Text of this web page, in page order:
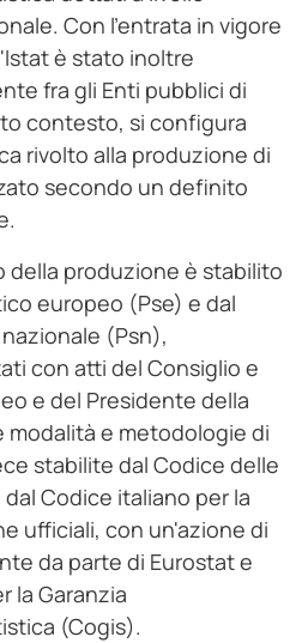
Con l'entrata in vigore
è stato inoltre
fra gli Enti pubblici di
contesto, si configura
rivolto alla produzione di
secondo un definito
della produzione è stabilito
europeo (Pse) e dal
(Psn),
con atti del Consiglio e
e del Presidente della
modalità e metodologie di
stabilite dal Codice delle
Codice italiano per la
ufficiali, con un'azione di
da parte di Eurostat e
la Garanzia
(Cogis).